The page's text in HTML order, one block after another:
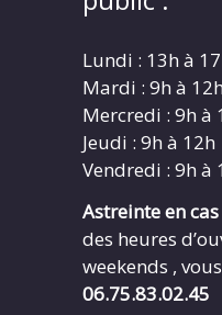
Lundi : 13h à
Mardi : 9h à
Mercredi : 9h à
Jeudi : 9h à 12h
Vendredi : 9h à
Astreinte en
des heures
weekends ,
06.75.83.02.45